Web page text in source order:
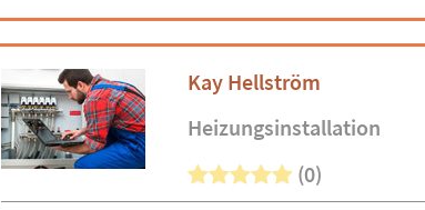
Kay Hellström
Heizungsinstallation
(0)